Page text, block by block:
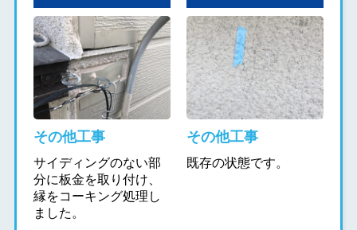
その他工事
サイディングのない部
分に板金を取り付け、
縁をコーキング処理し
ました。
その他工事
既存の状態です。